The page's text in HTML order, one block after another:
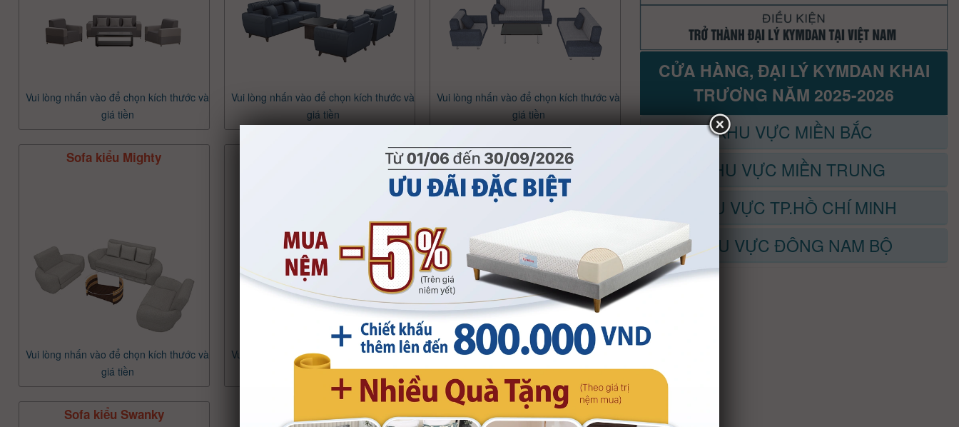
Vui lòng nhấn vào để chọn kích thước và
giá tiền
Vui lòng nhấn vào để chọn kích thước và
giá tiền
Vui lòng nhấn vào để chọn kích thước và
giá tiền
Sofa kiểu Mighty
Vui lòng nhấn vào để chọn kích thước và
giá tiền
Vui lòng nhấn vào để chọn kích thước và
giá tiền
Sofa kiểu Skyler
Vui lòng nhấn vào để chọn kích thước và
giá tiền
Sofa kiểu Swanky
CỬA HÀNG, ĐẠI LÝ KYMDAN KHAI
TRƯƠNG NĂM 2025-2026
KHU VỰC MIỀN BẮC
KHU VỰC MIỀN TRUNG
KHU VỰC TP.HỒ CHÍ MINH
KHU VỰC ĐÔNG NAM BỘ